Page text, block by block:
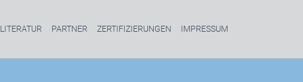
LITERATUR PARTNER ZERTIFIZIERUNGEN IMPRESSUM